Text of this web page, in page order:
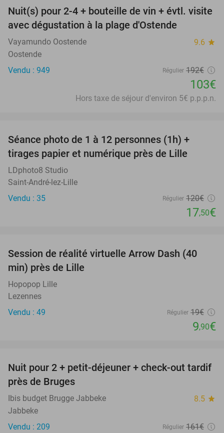
46%
Nuit(s) pour 2-4 + bouteille de vin + évtl. visite
avec dégustation à la plage d'Ostende
Vayamundo Oostende 9.6 star
Oostende
Vendu : 949
Régulier 192€
103€
Hors taxe de séjour d'environ 5€ p.p.p.n.
Séance photo de 1 à 12 personnes (1h) +
tirages papier et numérique près de Lille
LDphoto8 Studio
Saint-André-lez-Lille
Vendu : 35
Régulier 120€
17,50€
48%
Session de réalité virtuelle Arrow Dash (40
min) près de Lille
Hopopop Lille
Lezennes
Vendu : 49
Régulier 19€
9,90€
48%
Nuit pour 2 + petit-déjeuner + check-out tardif
près de Bruges
Ibis budget Brugge Jabbeke 8.5 star
Jabbeke
Vendu : 209
Régulier 161€